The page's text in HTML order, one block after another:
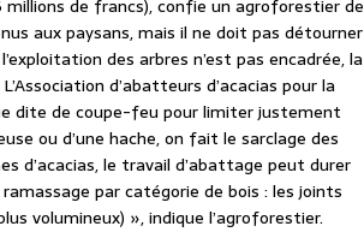
de francs), confie un agroforestier de
aux paysans, mais il ne doit pas détourner
des arbres n’est pas encadrée, la
d’abatteurs d’acacias pour la
dite de coupe-feu pour limiter justement
ou d’une hache, on fait le sarclage des
d’acacias, le travail d’abattage peut durer
par catégorie de bois : les joints
volumineux) », indique l’agroforestier.